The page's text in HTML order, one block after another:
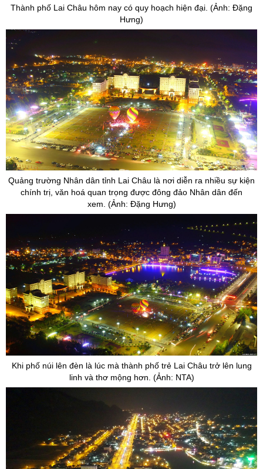
Thành phố Lai Châu hôm nay có quy hoạch hiện đại. (Ảnh: Đặng
Hưng)
Quảng trường Nhân dân tỉnh Lai Châu là nơi diễn ra nhiều sự kiện
chính trị, văn hoá quan trọng được đông đảo Nhân dân đến
xem. (Ảnh: Đặng Hưng)
Khi phố núi lên đèn là lúc mà thành phố trẻ Lai Châu trở lên lung
linh và thơ mộng hơn. (Ảnh: NTA)